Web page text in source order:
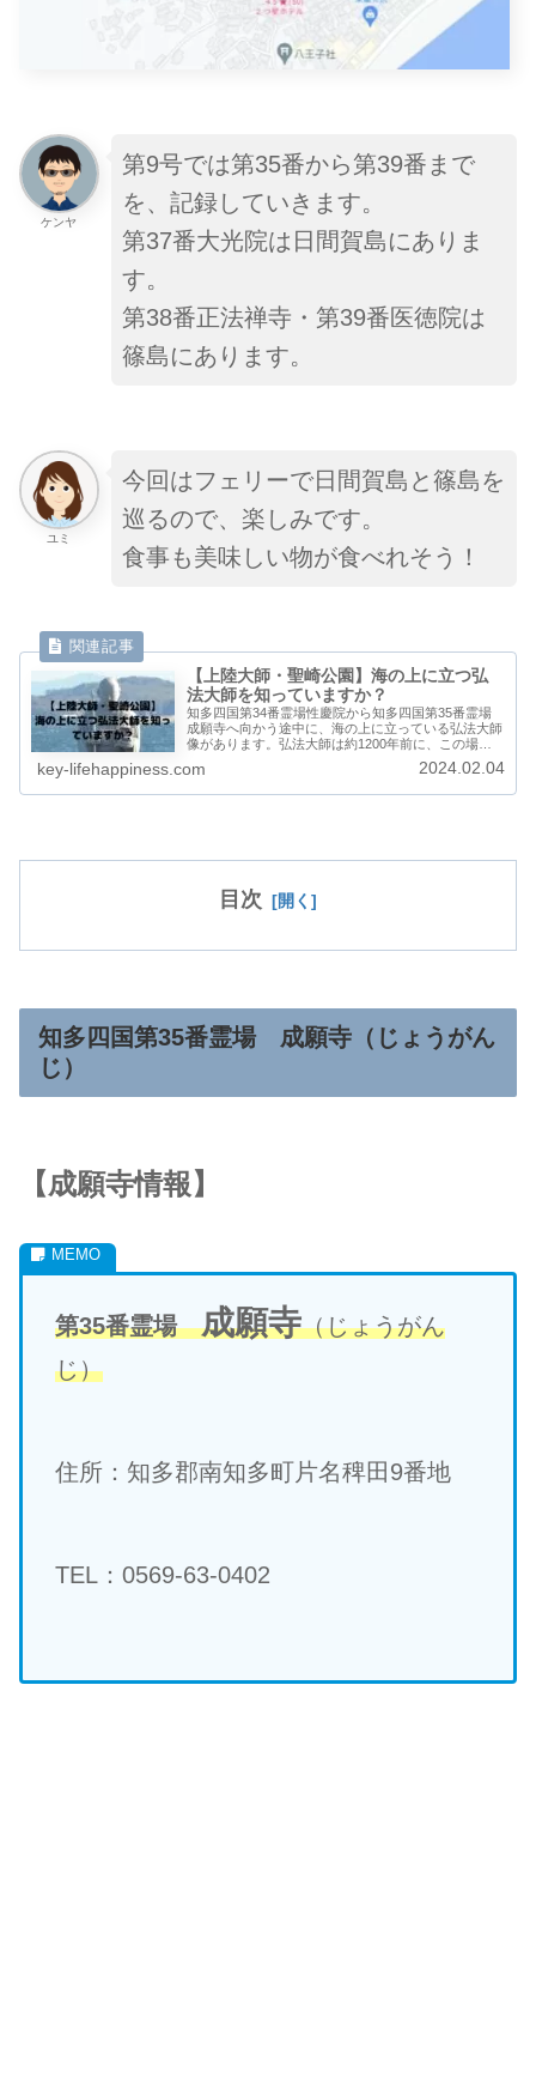
ケンヤ
第9号では第35番から第39番まで
を、記録していきます。
第37番大光院は日間賀島にありま
す。
第38番正法禅寺・第39番医徳院は
篠島にあります。
ユミ
今回はフェリーで日間賀島と篠島を
巡るので、楽しみです。
食事も美味しい物が食べれそう！
【上陸大師・聖崎公園】海の上に立つ弘
法大師を知っていますか？
知多四国第34番霊場性慶院から知多四国第35番霊場
成願寺へ向かう途中に、海の上に立っている弘法大師
像があります。弘法大師は約1200年前に、この場所
から知多半島へ上陸したと言われています。
key-lifehappiness.com 2024.02.04
目次
知多四国第35番霊場 成願寺（じょうがん
じ）
【成願寺情報】
第35番霊場 成願寺（じょうがん
じ）
住所：知多郡南知多町片名稗田9番地
TEL：0569-63-0402